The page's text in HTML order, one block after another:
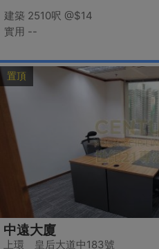
建築 2510呎 @$14
實用 --
置頂
中遠大廈
上環 皇后大道中183號